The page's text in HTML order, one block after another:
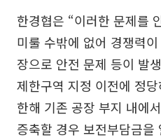
한경협은 “이러한 문제를
미룰 수밖에 없어 경쟁력
장으로 안전 문제 등이 발
제한구역 지정 이전에 정
한해 기존 공장 부지 내에
증축할 경우 보전부담금